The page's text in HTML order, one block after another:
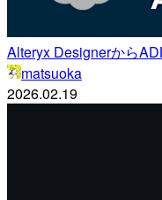
Alteryx Designerから
matsuoka
2026.02.19